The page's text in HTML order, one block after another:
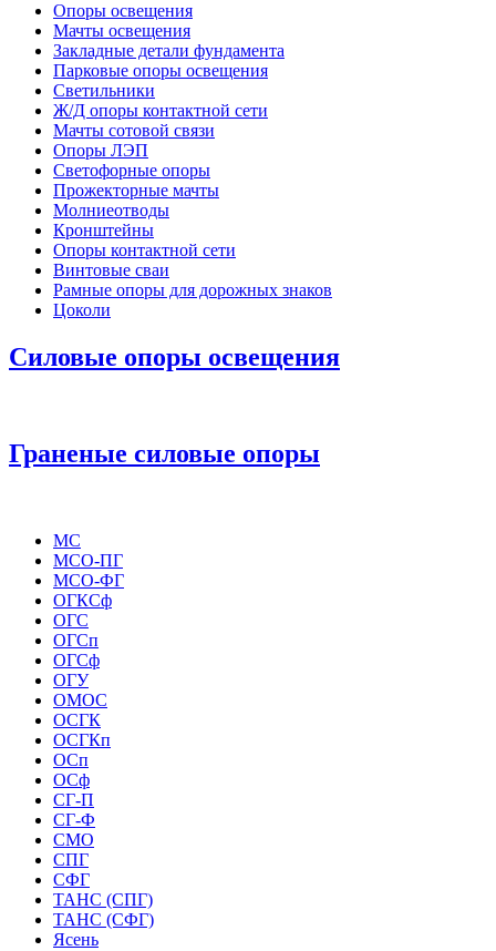
Oпоры oсвeщения
Мачты освещения
Закладные детали фундамента
Парковые опоры освещения
Светильники
Ж/Д опоры контактной сети
Мачты сотовой связи
Опоры ЛЭП
Светофорные опоры
Прожекторные мачты
Молниеотводы
Кронштейны
Опоры контактной сети
Винтовые сваи
Рамные опоры для дорожных знаков
Цоколи
Силовые опоры освещения
Граненые силовые опоры
МС
МСО-ПГ
МСО-ФГ
ОГКСф
ОГС
ОГСп
ОГСф
ОГУ
ОМОС
ОСГК
ОСГКп
ОСп
ОСф
СГ-П
СГ-Ф
СМО
СПГ
СФГ
ТАНС (СПГ)
ТАНС (СФГ)
Ясень